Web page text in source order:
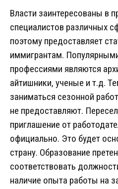
Власти заинтересованы в
специалистов различных
поэтому предоставляет
иммигрантам.
профессиями являются
айтишники, ученые и т.д.
заниматься сезонной
не предоставляют.
приглашение от
официально. Это будет
страну. Образование
соответствовать
наличие опыта работы на